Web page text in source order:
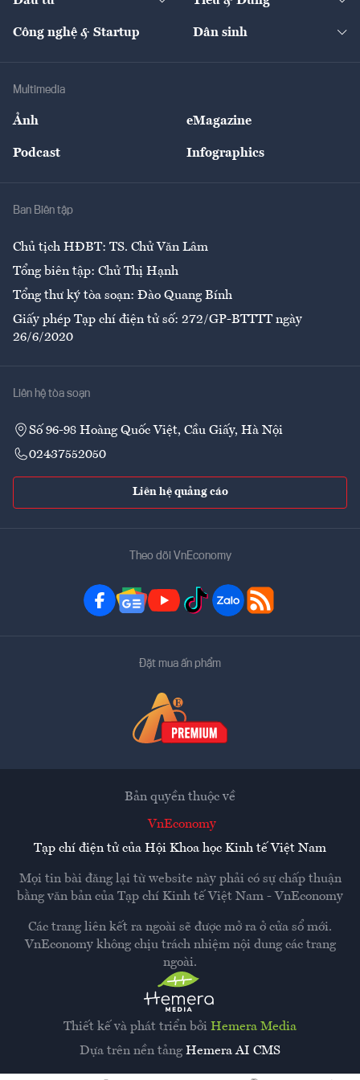
Quản trị số
Tư vấn
Thị trường
Nông sản
Giải trí
Công nghệ & Startup Dân sinh
Multimedia
Ảnh eMagazine
Podcast Infographics
Ban Biên tập
Chủ tịch HĐBT: TS. Chử Văn Lâm
Tổng biên tập: Chử Thị Hạnh
Tổng thư ký tòa soạn: Đào Quang Bính
Giấy phép Tạp chí điện tử số: 272/GP-BTTTT ngày
26/6/2020
Liên hệ tòa soạn
Số 96-98 Hoàng Quốc Việt, Cầu Giấy, Hà Nội
02437552050
Liên hệ quảng cáo
Theo dõi VnEconomy
Đặt mua ấn phẩm
Thiết kế và phát triển bởi Hemera Media
Dựa trên nền tảng Hemera AI CMS
Bản quyền thuộc về
VnEconomy
Tạp chí điện tử của Hội Khoa học Kinh tế Việt Nam
Mọi tin bài đăng lại từ website này phải có sự chấp thuận
bằng văn bản của Tạp chí Kinh tế Việt Nam - VnEconomy
Các trang liên kết ra ngoài sẽ được mở ra ở cửa sổ mới.
VnEconomy không chịu trách nhiệm nội dung các trang
ngoài.